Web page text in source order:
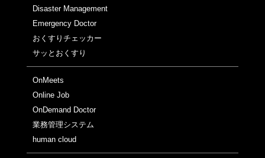
Disaster Management
Emergency Doctor
おくすりチェッカー
サッとおくすり
OnMeets
Online Job
OnDemand Doctor
業務管理システム
human cloud